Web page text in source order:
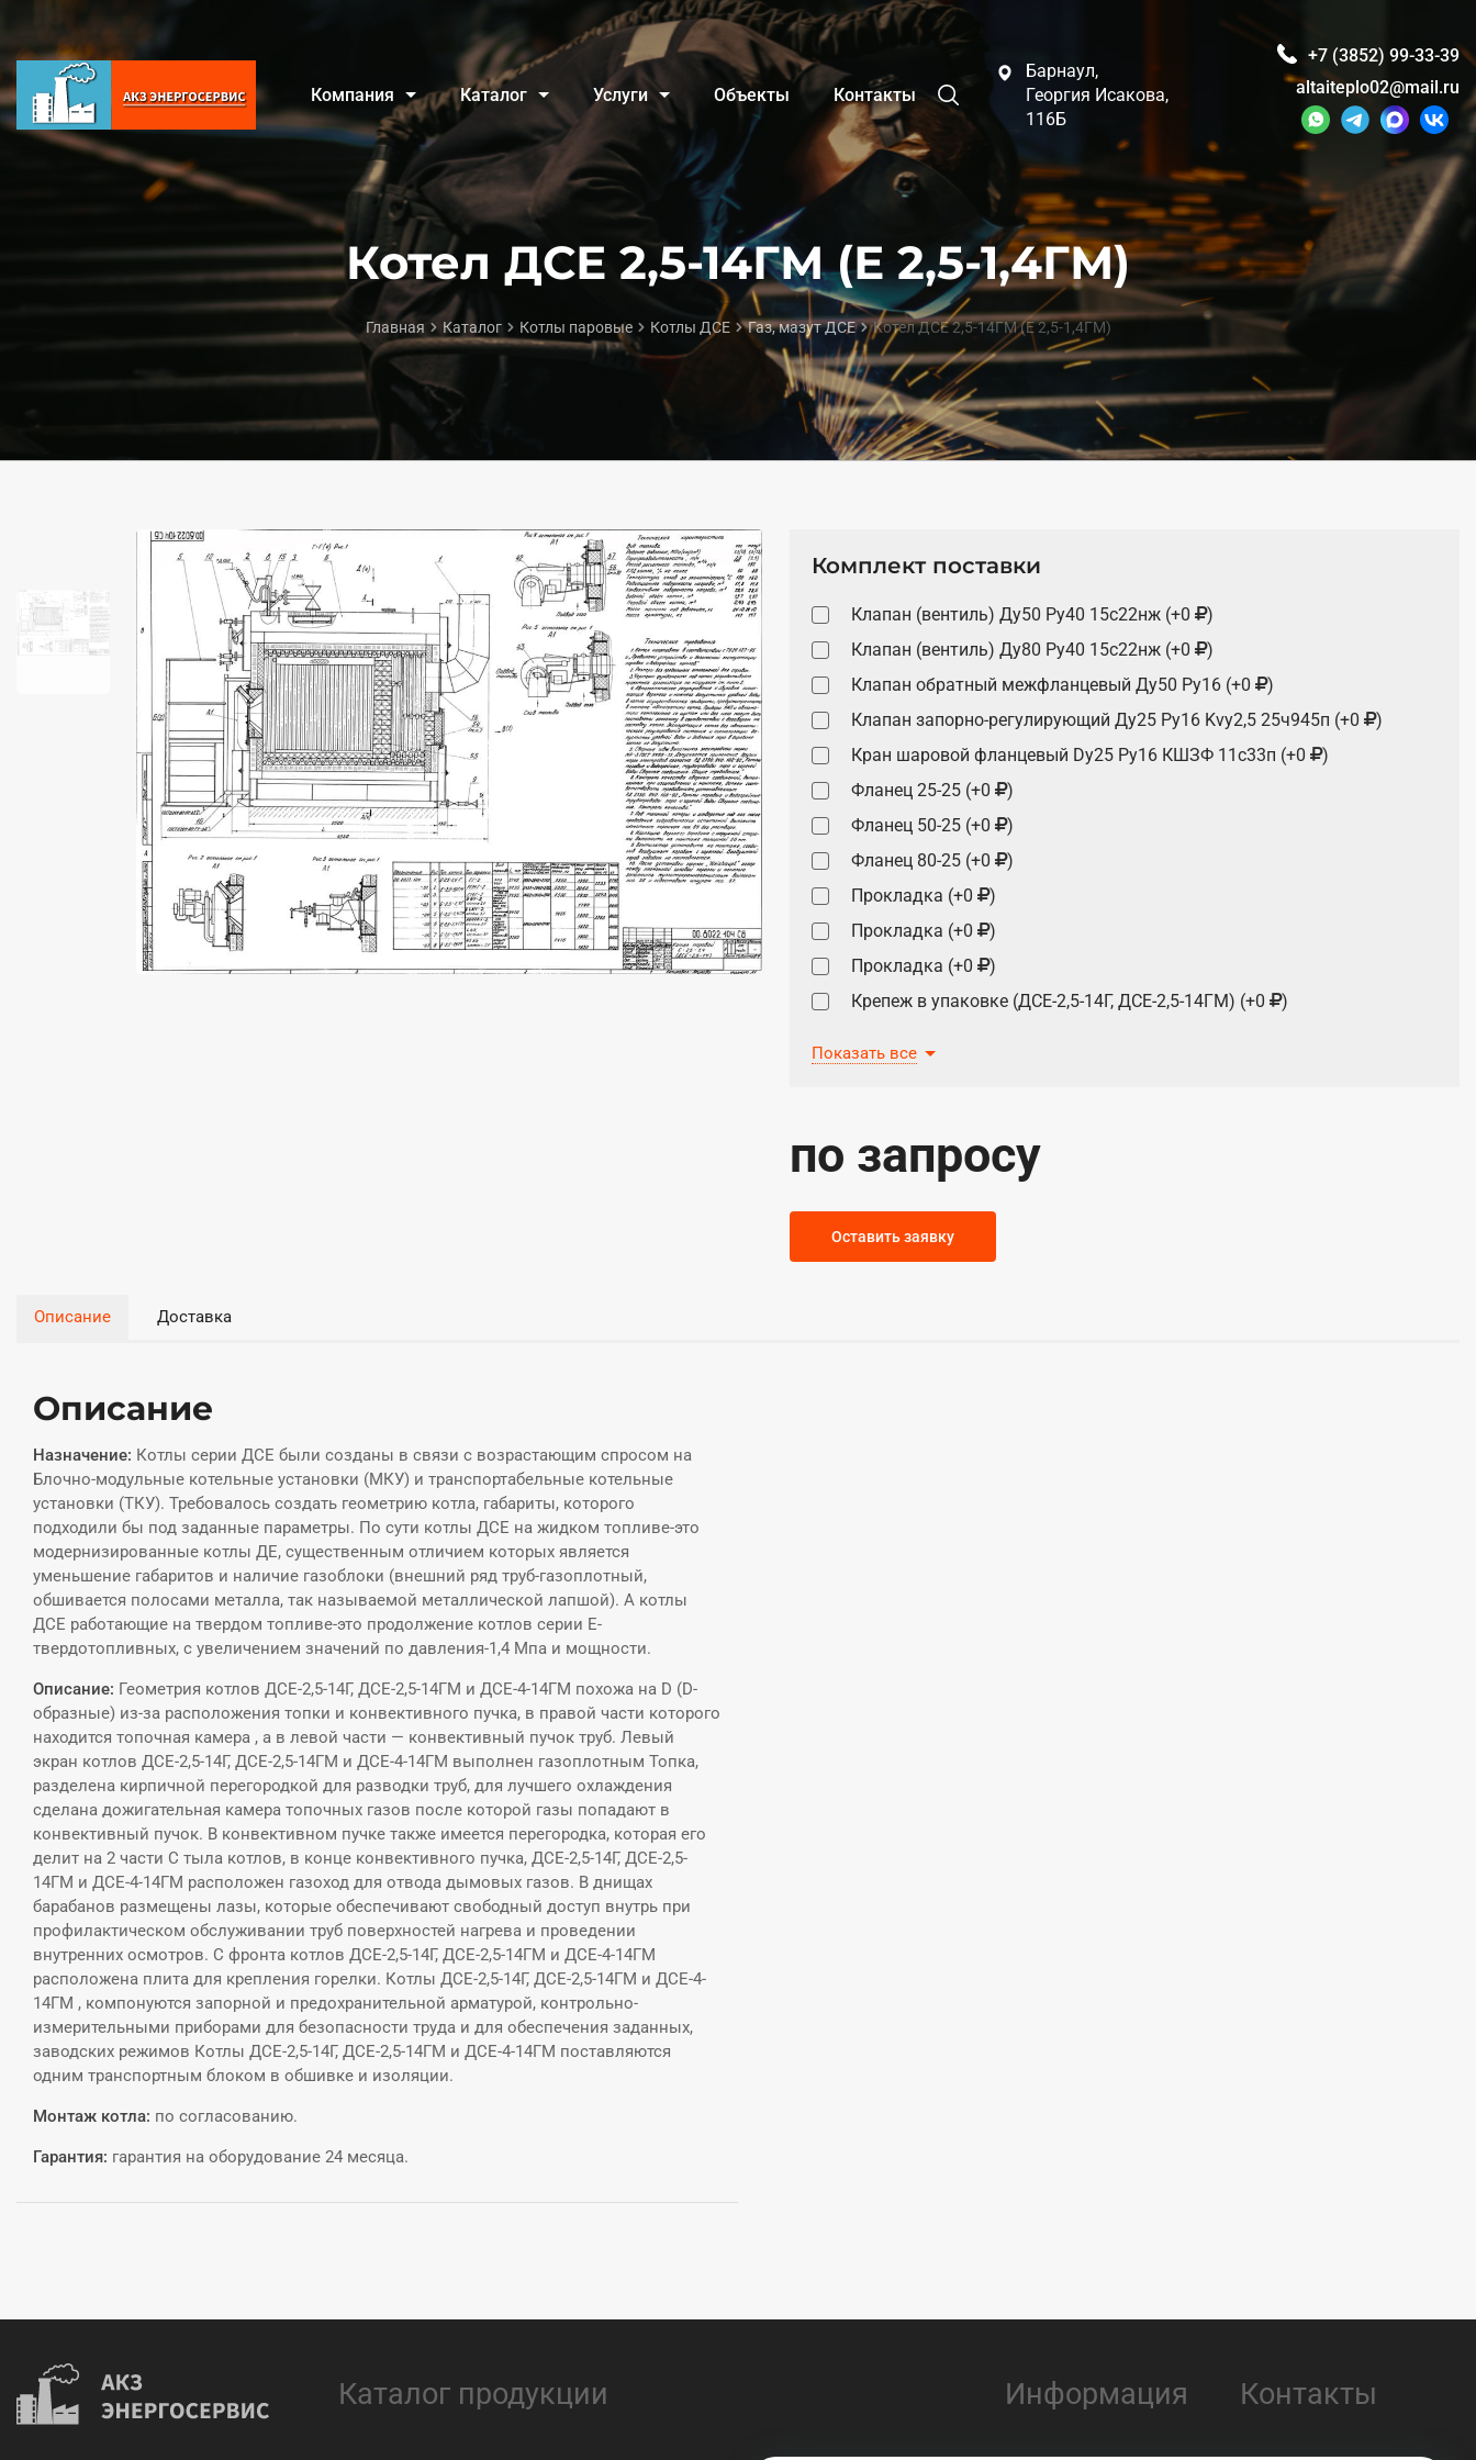
Компания Каталог Услуги Объекты Контакты
Барнаул,
Георгия Исакова,
116Б
+7 (3852) 99-33-39
altaiteplo02@mail.ru
Котел ДСЕ 2,5-14ГМ (Е 2,5-1,4ГМ)
Главная Каталог Котлы паровые Котлы ДСЕ Газ, мазут ДСЕ Котел ДСЕ 2,5-14ГМ (Е 2,5-1,4ГМ)
Комплект поставки
Клапан (вентиль) Ду50 Pу40 15с22нж (+0
)
Клапан (вентиль) Ду80 Ру40 15с22нж (+0
)
Клапан обратный межфланцевый Ду50 Ру16 (+0
)
Клапан запорно-регулирующий Ду25 Ру16 Kvy2,5 25ч945п (+0
)
Кран шаровой фланцевый Dу25 Pу16 КШЗФ 11с33п (+0
)
Фланец 25-25 (+0
)
Фланец 50-25 (+0
)
Фланец 80-25 (+0
)
Прокладка (+0
)
Прокладка (+0
)
Прокладка (+0
)
Крепеж в упаковке (ДСЕ-2,5-14Г, ДСЕ-2,5-14ГМ) (+0
)
ВД 2,8-3000лев. (+0
Указатель уровня Dy10 Py25 (исполн. 1) (+0
Кран шаровой фланцевый Ду25 Ру25 Тпр=200°С КШФ (+0
Клапан предохранительный Ду32 Ру16 (d=28) (+0
Фланец 25-10 ГОСТ 12820-80 (+0
Показать все
по запросу
Оставить заявку
Описание Доставка
Описание
Назначение: Котлы серии ДСЕ были созданы в связи с возрастающим спросом на
Блочно-модульные котельные установки (МКУ) и транспортабельные котельные
установки (ТКУ). Требовалось создать геометрию котла, габариты, которого
подходили бы под заданные параметры. По сути котлы ДСЕ на жидком топливе-это
модернизированные котлы ДЕ, существенным отличием которых является
уменьшение габаритов и наличие газоблоки (внешний ряд труб-газоплотный,
обшивается полосами металла, так называемой металлической лапшой). А котлы
ДСЕ работающие на твердом топливе-это продолжение котлов серии Е-
твердотопливных, с увеличением значений по давления-1,4 Мпа и мощности.
Описание: Геометрия котлов ДСЕ-2,5-14Г, ДСЕ-2,5-14ГМ и ДСЕ-4-14ГМ похожа на D (D-
образные) из-за расположения топки и конвективного пучка, в правой части которого
находится топочная камера , а в левой части — конвективный пучок труб. Левый
экран котлов ДСЕ-2,5-14Г, ДСЕ-2,5-14ГМ и ДСЕ-4-14ГМ выполнен газоплотным Топка,
разделена кирпичной перегородкой для разводки труб, для лучшего охлаждения
сделана дожигательная камера топочных газов после которой газы попадают в
конвективный пучок. В конвективном пучке также имеется перегородка, которая его
делит на 2 части С тыла котлов, в конце конвективного пучка, ДСЕ-2,5-14Г, ДСЕ-2,5-
14ГМ и ДСЕ-4-14ГМ расположен газоход для отвода дымовых газов. В днищах
барабанов размещены лазы, которые обеспечивают свободный доступ внутрь при
профилактическом обслуживании труб поверхностей нагрева и проведении
внутренних осмотров. С фронта котлов ДСЕ-2,5-14Г, ДСЕ-2,5-14ГМ и ДСЕ-4-14ГМ
расположена плита для крепления горелки. Котлы ДСЕ-2,5-14Г, ДСЕ-2,5-14ГМ и ДСЕ-4-
14ГМ , компонуются запорной и предохранительной арматурой, контрольно-
измерительными приборами для безопасности труда и для обеспечения заданных,
заводских режимов Котлы ДСЕ-2,5-14Г, ДСЕ-2,5-14ГМ и ДСЕ-4-14ГМ поставляются
одним транспортным блоком в обшивке и изоляции.
Монтаж котла: по согласованию.
Гарантия: гарантия на оборудование 24 месяца.
Каталог продукции Информация Контакты